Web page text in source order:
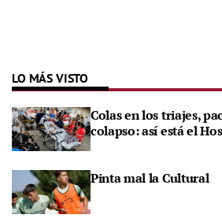
LO MÁS VISTO
Colas en los triajes,
colapso: así está el
Pinta mal la Cultural